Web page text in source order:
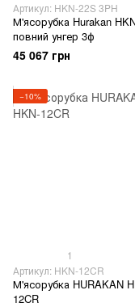
Артикул: HKN-22S 3PH
М'ясорубка Hurakan
повний унгер 3ф
45 067 грн
−10%
1
Артикул: HKN-12CR
М'ясорубка HURAKAN
12CR